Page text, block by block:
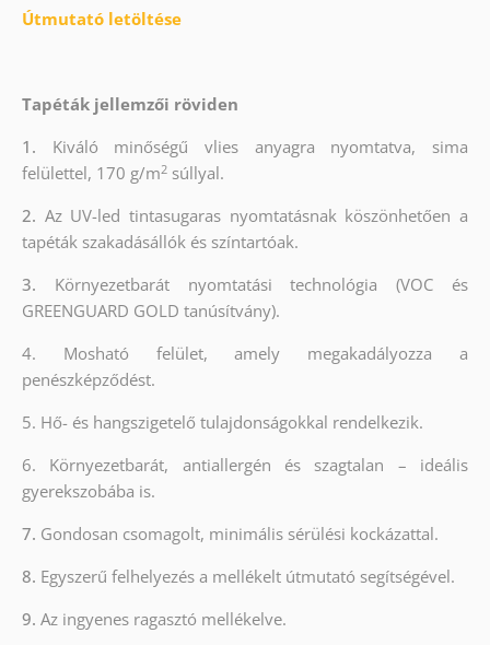
Útmutató letöltése
Tapéták jellemzői röviden
1. Kiváló minőségű vlies anyagra nyomtatva, sima
felülettel, 170 g/m2súllyal.
2. Az UV-led tintasugaras nyomtatásnak köszönhetően a
tapéták szakadásállók és színtartóak.
3. Környezetbarát nyomtatási technológia (VOC és
GREENGUARD GOLD tanúsítvány).
4. Mosható felület, amely megakadályozza a
penészképződést.
5. Hő- és hangszigetelő tulajdonságokkal rendelkezik.
6. Környezetbarát, antiallergén és szagtalan – ideális
gyerekszobába is.
7. Gondosan csomagolt, minimális sérülési kockázattal.
8. Egyszerű felhelyezés a mellékelt útmutató segítségével.
9. Az ingyenes ragasztó mellékelve.